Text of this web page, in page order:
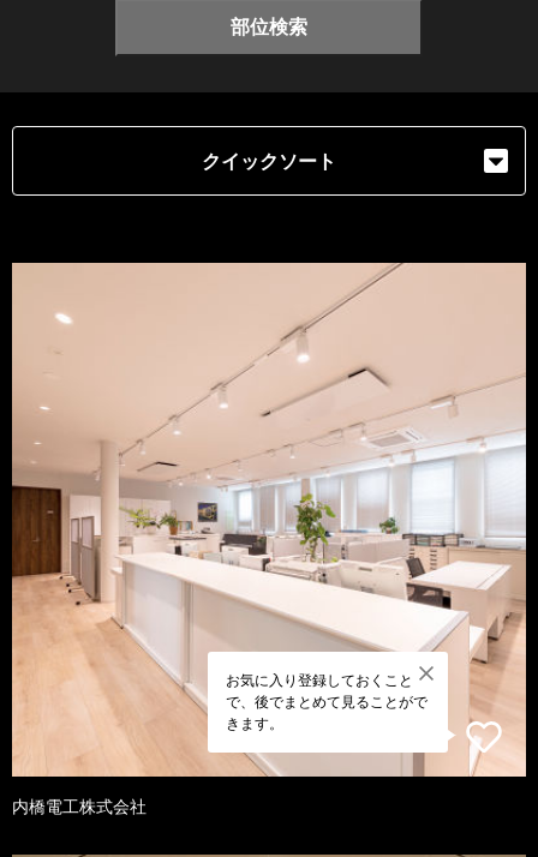
部位検索
クイックソート
お気に入り登録しておくこと
で、後でまとめて見ることがで
きます。
内橋電工株式会社